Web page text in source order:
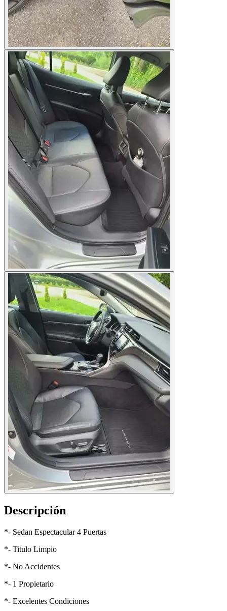
Descripción
*- Sedan Espectacular 4 Puertas
*- Titulo Limpio
*- No Accidentes
*- 1 Propietario
*- Excelentes Condiciones